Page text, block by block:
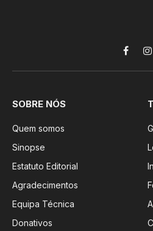
SOBRE NÓS
Quem somos
Sinopse
Estatuto Editorial
Agradecimentos
Equipa Técnica
Donativos